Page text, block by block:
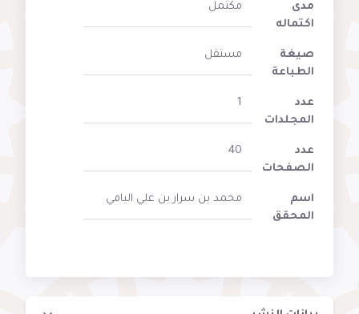
مدى
اكتماله
مكتمل
صيغة
الطباعة
مستقل
عدد
المجلدات
1
عدد
الصفحات
40
اسم
المحقق
محمد بن سرار بن علي اليامي